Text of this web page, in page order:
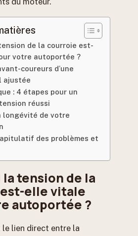
de la courroie est-
votre autoportée ?
coureurs d’une
ajustée
: 4 étapes pour un
réussi
longévité de votre
des problèmes et
tension de la
elle vitale
autoportée ?
le lien direct entre la